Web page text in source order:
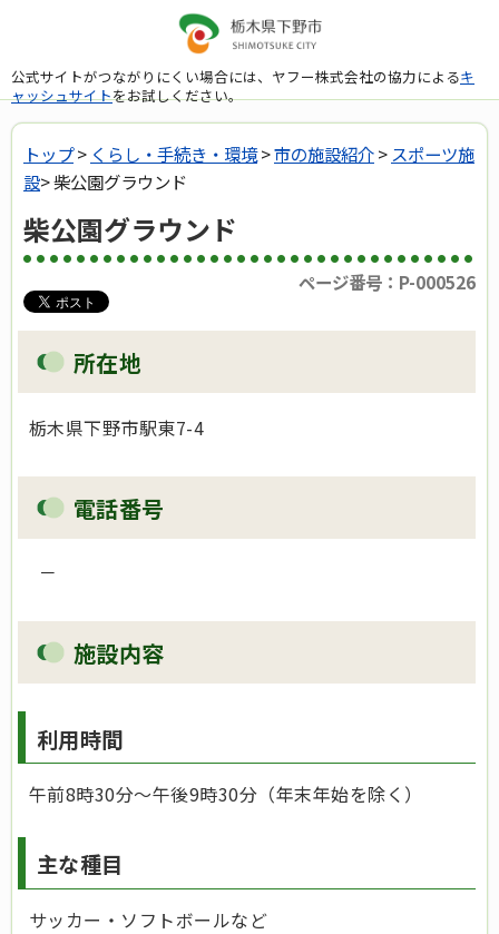
公式サイトがつながりにくい場合には、ヤフー株式会社の協力によるキ
ャッシュサイトをお試しください。
トップ> くらし・手続き・環境>市の施設紹介> スポーツ施
設> 柴公園グラウンド
柴公園グラウンド
ページ番号：P-000526
所在地
栃木県下野市駅東7-4
電話番号
－
施設内容
利用時間
午前8時30分～午後9時30分（年末年始を除く）
主な種目
サッカー・ソフトボールなど